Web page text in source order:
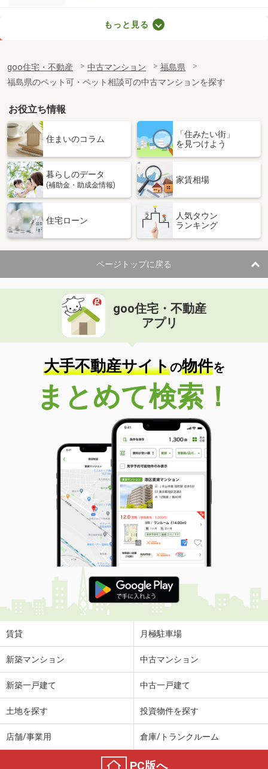
専有面積 79.58m²
間取り
4LDK
福島県郡山市大町２
価 格
750万円
福島県郡山市大町２
専有面積 52.25m²
間取り
もっと見る
goo住宅・不動産 中古マンション
福島県
福島県のペット可・ペット相談可の中古マンションを探す
お役立ち情報
住まいのコラム
「住みたい街」
を見つけよう
暮らしのデータ
(補助金・助成金情報)
家賃相場
住宅ローン
人気タウン
ランキング
ページトップに戻る
goo住宅・不動産
アプリ
大手不動産サイトの物件を
まとめて検索！
賃貸 月極駐車場
新築マンション 中古マンション
新築一戸建て 中古一戸建て
土地を探す 投資物件を探す
店舗/事業用 倉庫/トランクルーム
PC版へ